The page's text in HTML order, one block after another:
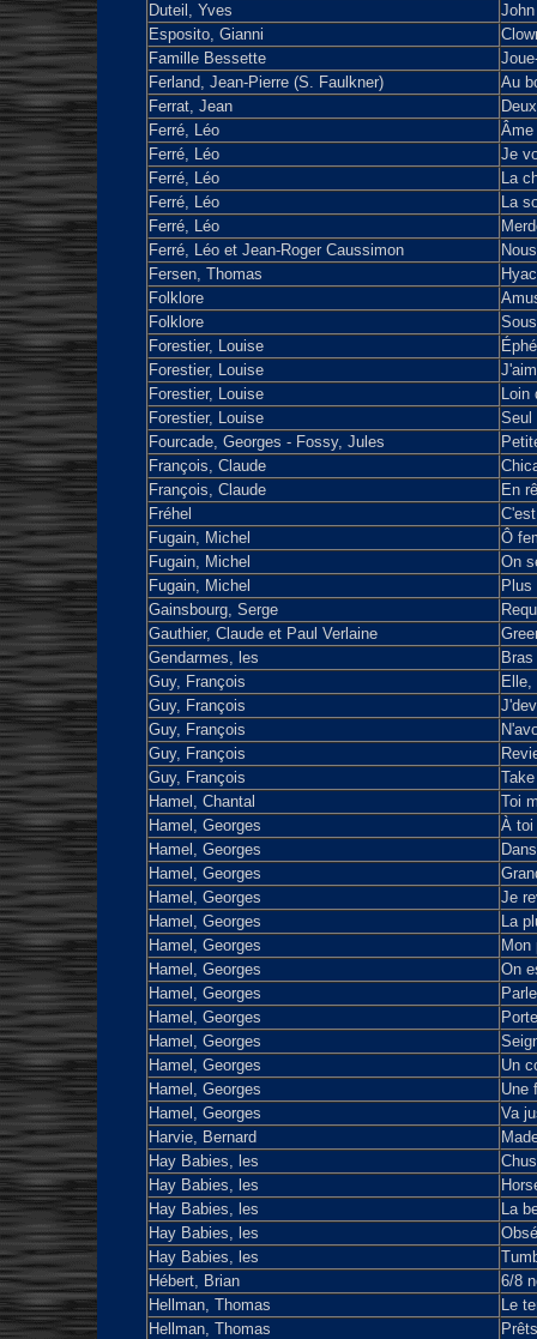
Duteil, Yves
John
Esposito, Gianni
Famille Bessette
Ferland, Jean-Pierre (S. Faulkner)
Au
Ferrat, Jean
Ferré, Léo
Âme
Ferré, Léo
Je
Ferré, Léo
La
Ferré, Léo
La
Ferré, Léo
Ferré, Léo et Jean-Roger Caussimon
Fersen, Thomas
Folklore
Folklore
Forestier, Louise
Forestier, Louise
Forestier, Louise
Loin
Forestier, Louise
Seul
Fourcade, Georges - Fossy, Jules
François, Claude
François, Claude
En
Fréhel
Fugain, Michel
Ô
Fugain, Michel
On
Fugain, Michel
Plus
Gainsbourg, Serge
Gauthier, Claude et Paul Verlaine
Gendarmes, les
Guy, François
Elle,
Guy, François
Guy, François
Guy, François
Guy, François
Hamel, Chantal
Toi
Hamel, Georges
À toi
Hamel, Georges
Hamel, Georges
Hamel, Georges
Je
Hamel, Georges
La
Hamel, Georges
Mon
Hamel, Georges
On
Hamel, Georges
Hamel, Georges
Hamel, Georges
Hamel, Georges
Un
Hamel, Georges
Une
Hamel, Georges
Va
Harvie, Bernard
Hay Babies, les
Hay Babies, les
Hay Babies, les
La
Hay Babies, les
Hay Babies, les
Hébert, Brian
6/8
Hellman, Thomas
Le
Hellman, Thomas